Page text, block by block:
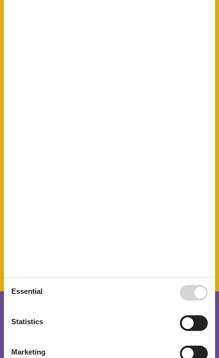
There is a limited chance for a short vacation this year, typically
Essential
Statistics
Marketing